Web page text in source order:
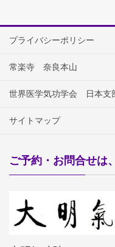
プライバシーポリシー
常楽寺 奈良本山
世界医学気功学会 日本支
サイトマップ
ご予約・お問合せは